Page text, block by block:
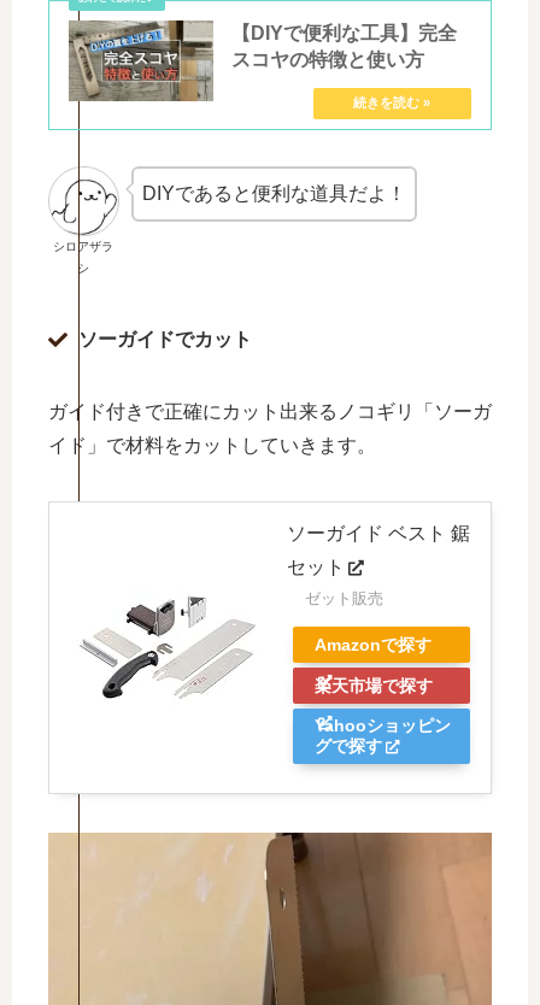
【DIYで便利な工具】完全
スコヤの特徴と使い方
シロアザラ
シ
DIYであると便利な道具だよ！
ソーガイドでカット
ガイド付きで正確にカット出来るノコギリ「ソーガ
イド」で材料をカットしていきます。
ソーガイド ベスト 鋸
セット
ゼット販売
Amazonで探す
楽天市場で探す
Yahooショッピン
グで探す